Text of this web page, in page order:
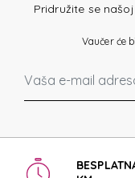
Pridružite se
Vaučer će